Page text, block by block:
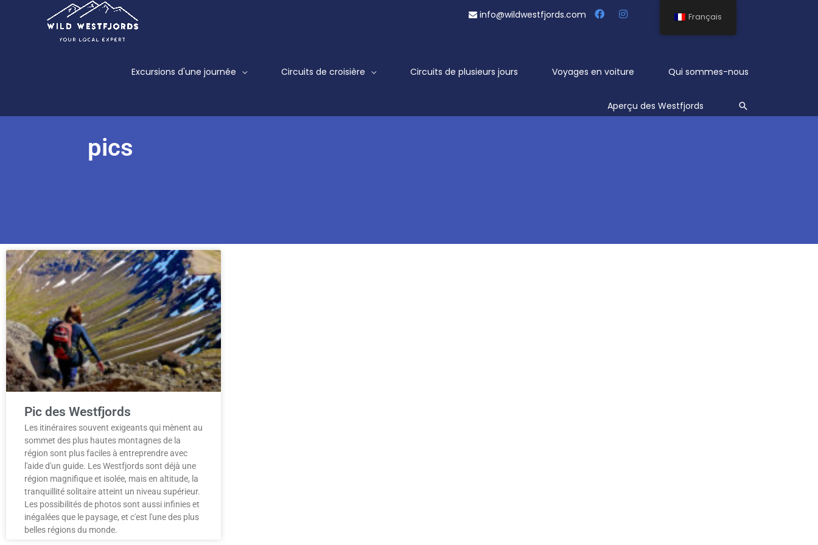
info@wildwestfjords.com
Excursions d'une journée Circuits de croisière Circuits de plusieurs jours Voyages en voiture Qui sommes-nous
Aperçu des Westfjords Rechercher
pics
Pic des Westfjords
Les itinéraires souvent exigeants qui mènent au
sommet des plus hautes montagnes de la
région sont plus faciles à entreprendre avec
l'aide d'un guide. Les Westfjords sont déjà une
région magnifique et isolée, mais en altitude, la
tranquillité solitaire atteint un niveau supérieur.
Les possibilités de photos sont aussi infinies et
inégalées que le paysage, et c'est l'une des plus
belles régions du monde.
Français